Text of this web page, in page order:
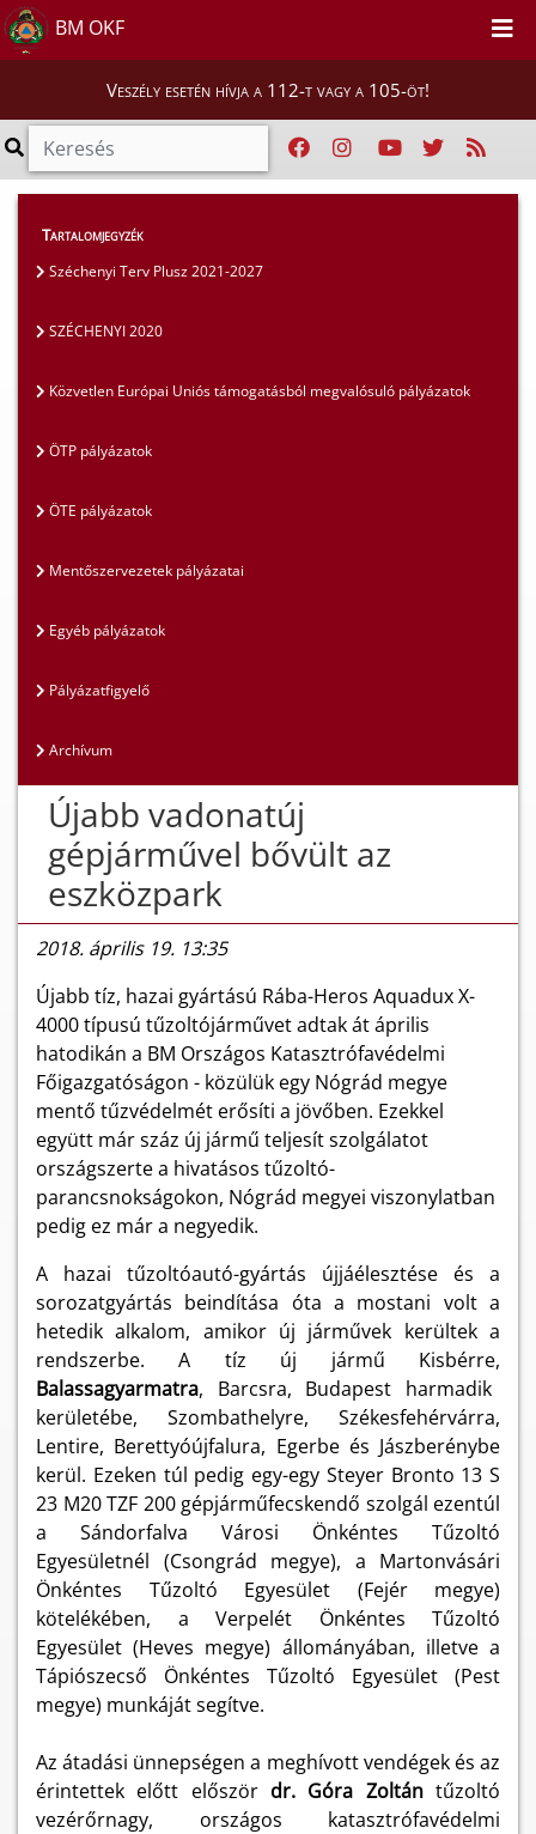
BM OKF
Veszély esetén hívja a 112-t vagy a 105-öt!
Szakmai tájékoztatók
SZÉCHENYI 2020
Tartalomjegyzék
Széchenyi Terv Plusz 2021-2027
SZÉCHENYI 2020
Közvetlen Európai Uniós támogatásból megvalósuló pályázatok
ÖTP pályázatok
ÖTE pályázatok
Mentőszervezetek pályázatai
Egyéb pályázatok
Pályázatfigyelő
Archívum
Újabb vadonatúj
gépjárművel bővült az
eszközpark
2018. április 19. 13:35
Újabb tíz, hazai gyártású Rába-Heros Aquadux X-
4000 típusú tűzoltójárművet adtak át április
hatodikán a BM Országos Katasztrófavédelmi
Főigazgatóságon - közülük egy Nógrád megye
mentő tűzvédelmét erősíti a jövőben. Ezekkel
együtt már száz új jármű teljesít szolgálatot
országszerte a hivatásos tűzoltó-
parancsnokságokon, Nógrád megyei viszonylatban
pedig ez már a negyedik.
A hazai tűzoltóautó-gyártás újjáélesztése és a
sorozatgyártás beindítása óta a mostani volt a
hetedik alkalom, amikor új járművek kerültek a
rendszerbe. A tíz új jármű Kisbérre,
Balassagyarmatra, Barcsra, Budapest harmadik
kerületébe, Szombathelyre, Székesfehérvárra,
Lentire, Berettyóújfalura, Egerbe és Jászberénybe
kerül. Ezeken túl pedig egy-egy Steyer Bronto 13 S
23 M20 TZF 200 gépjárműfecskendő szolgál ezentúl
a Sándorfalva Városi Önkéntes Tűzoltó
Egyesületnél (Csongrád megye), a Martonvásári
Önkéntes Tűzoltó Egyesület (Fejér megye)
kötelékében, a Verpelét Önkéntes Tűzoltó
Egyesület (Heves megye) állományában, illetve a
Tápiószecső Önkéntes Tűzoltó Egyesület (Pest
megye) munkáját segítve.
Az átadási ünnepségen a meghívott vendégek és az
érintettek előtt először dr. Góra Zoltántűzoltó
vezérőrnagy, országos katasztrófavédelmi